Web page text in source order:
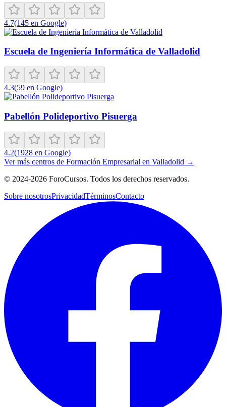
4.7(145 en Google)
Escuela de Ingeniería Informática de Valladolid
4.3(59 en Google)
Pabellón Polideportivo Pisuerga
4.2(1928 en Google)
Ver más centros de Formación Empresarial en Valladolid →
© 2024-2026 ForoCursos. Todos los derechos reservados.
Sobre nosotrosPrivacidadTérminosContacto